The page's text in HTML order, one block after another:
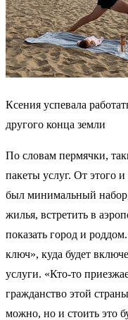
Ксения успевала
другого конца земли
По словам пермячки,
пакеты услуг. От этого
был минимальный набор,
жилья, встретить в
показать город и
ключ», куда будет
услуги. «Кто-то
гражданство этой
можно, но и стоить это